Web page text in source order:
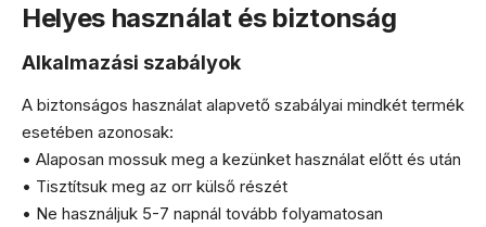
Helyes használat és biztonság
Alkalmazási szabályok
A biztonságos használat alapvető szabályai mindkét termék
esetében azonosak:
• Alaposan mossuk meg a kezünket használat előtt és után
• Tisztítsuk meg az orr külső részét
• Ne használjuk 5-7 napnál tovább folyamatosan